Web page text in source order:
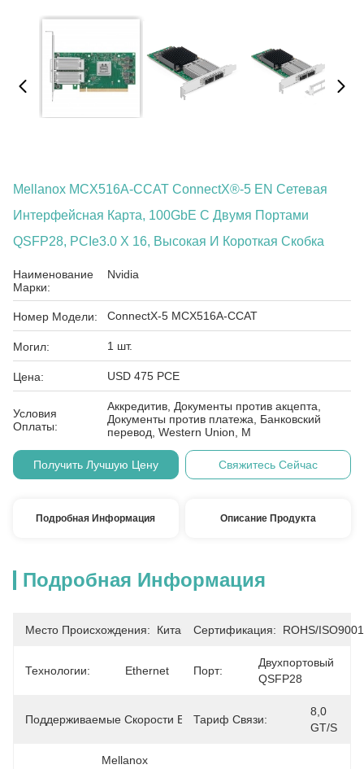
Mellanox MCX516A-CCAT ConnectX®-5 EN Сетевая
Интерфейсная Карта, 100GbE С Двумя Портами
QSFP28, PCIe3.0 X 16, Высокая И Короткая Скобка
Наименование
Марки:
Nvidia
Номер Модели: ConnectX-5 MCX516A-CCAT
Могил: 1 шт.
Цена: USD 475 PCE
Условия
Оплаты:
Аккредитив, Документы против акцепта,
Документы против платежа, Банковский
перевод, Western Union, M
Получить Лучшую Цену Свяжитесь Сейчас
Подробная Информация Описание Продукта
Подробная Информация
Место Происхождения: Китай Сертификация: ROHS/
Технологии: Ethernet Порт:
Двухпортовый
QSFP28
Поддерживаемые Скорости Ethernet: 100/50/40/25/10/1GbE
Тариф Связи:
8,0
GT/s
Mellanox